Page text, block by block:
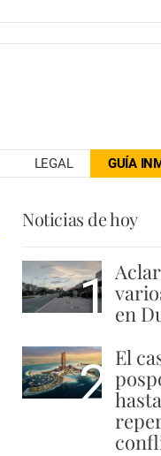
LEGAL GUÍA
Noticias de hoy
1 en
2 El